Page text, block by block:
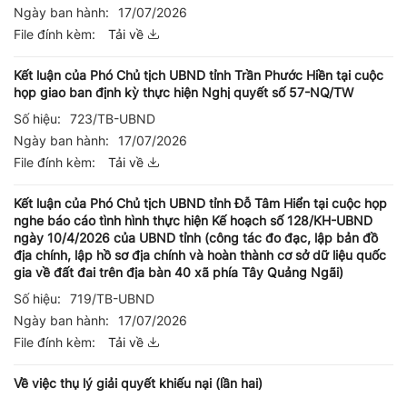
Ngày ban hành:
17/07/2026
File đính kèm:
Tải về
Kết luận của Phó Chủ tịch UBND tỉnh Trần Phước Hiền tại cuộc
họp giao ban định kỳ thực hiện Nghị quyết số 57-NQ/TW
Số hiệu:
723/TB-UBND
Ngày ban hành:
17/07/2026
File đính kèm:
Tải về
Kết luận của Phó Chủ tịch UBND tỉnh Đỗ Tâm Hiển tại cuộc họp
nghe báo cáo tình hình thực hiện Kế hoạch số 128/KH-UBND
ngày 10/4/2026 của UBND tỉnh (công tác đo đạc, lập bản đồ
địa chính, lập hồ sơ địa chính và hoàn thành cơ sở dữ liệu quốc
gia về đất đai trên địa bàn 40 xã phía Tây Quảng Ngãi)
Số hiệu:
719/TB-UBND
Ngày ban hành:
17/07/2026
File đính kèm:
Tải về
Về việc thụ lý giải quyết khiếu nại (lần hai)